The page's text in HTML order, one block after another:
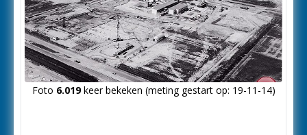
Foto 6.019keer bekeken (meting gestart op: 19-11-14)